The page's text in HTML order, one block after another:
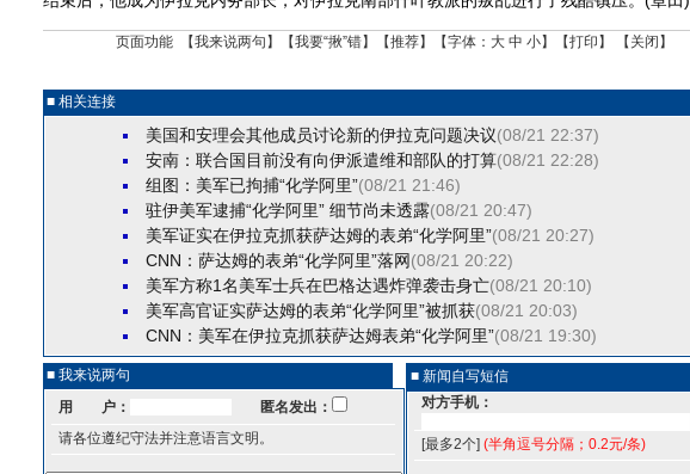
页面功能 【我来说两句 】【我要“揪”错】【推荐】【字体： 大 中 小】【打印 】 【 关闭 】
■ 相关连接
美国和安理会其他成员讨论新的伊拉克问题决议(08/21 22:37)
安南：联合国目前没有向伊派遣维和部队的打算(08/21 22:28)
组图：美军已拘捕“化学阿里”(08/21 21:46)
驻伊美军逮捕“化学阿里” 细节尚未透露(08/21 20:47)
美军证实在伊拉克抓获萨达姆的表弟“化学阿里”(08/21 20:27)
CNN：萨达姆的表弟“化学阿里”落网(08/21 20:22)
美军方称1名美军士兵在巴格达遇炸弹袭击身亡(08/21 20:10)
美军高官证实萨达姆的表弟“化学阿里”被抓获(08/21 20:03)
CNN：美军在伊拉克抓获萨达姆表弟“化学阿里”(08/21 19:30)
■ 我来说两句
用 户：
匿名发出：
请各位遵纪守法并注意语言文明。
■ 新闻自写短信
对方手机：
[最多2个] (半角逗号分隔；0.2元/条)